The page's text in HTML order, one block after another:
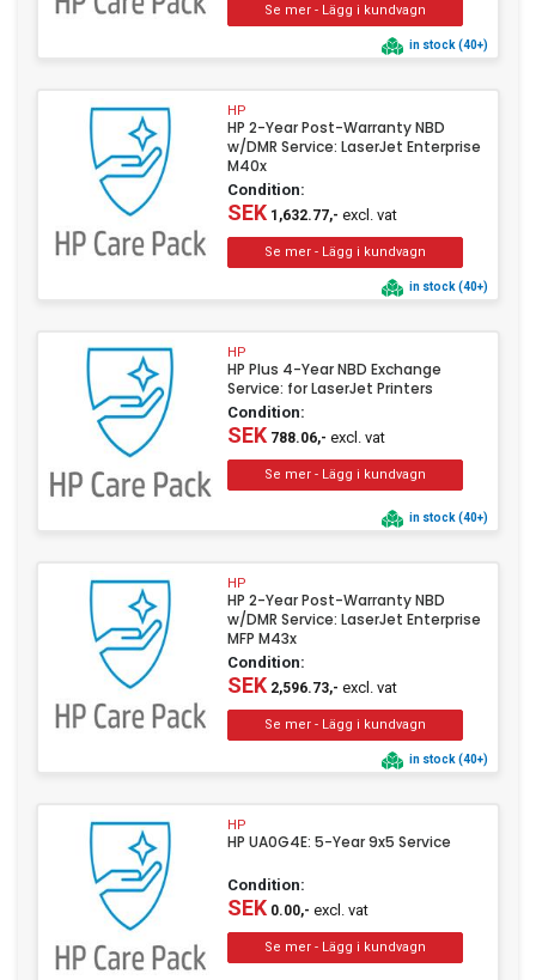
in stock (40+)
HP
HP 2-Year Post-Warranty NBD
w/DMR Service: LaserJet Enterprise
M40x
Condition:
SEK1,632.77,- excl. vat
in stock (40+)
HP
HP Plus 4-Year NBD Exchange
Service: for LaserJet Printers
Condition:
SEK788.06,- excl. vat
in stock (40+)
HP
HP 2-Year Post-Warranty NBD
w/DMR Service: LaserJet Enterprise
MFP M43x
Condition:
SEK2,596.73,- excl. vat
in stock (40+)
HP
HP UA0G4E: 5-Year 9x5 Service
Condition:
SEK0.00,- excl. vat